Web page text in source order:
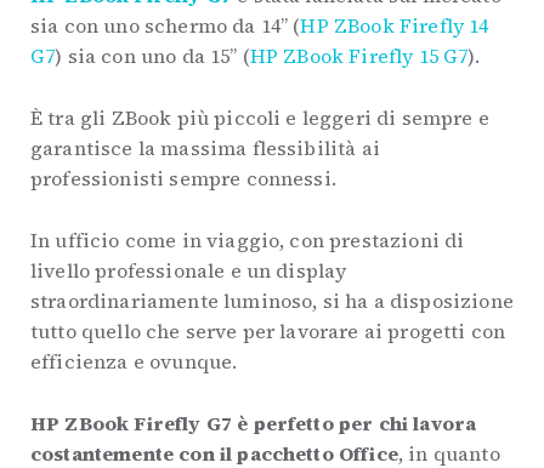
sia con uno schermo da 14” (HP ZBook Firefly 14
G7) sia con uno da 15” (HP ZBook Firefly 15 G7).
È tra gli ZBook più piccoli e leggeri di sempre e
garantisce la massima flessibilità ai
professionisti sempre connessi.
In ufficio come in viaggio, con prestazioni di
livello professionale e un display
straordinariamente luminoso, si ha a disposizione
tutto quello che serve per lavorare ai progetti con
efficienza e ovunque.
HP ZBook Firefly G7 è perfetto per chilavora
costantemente con il pacchetto Office, in quanto